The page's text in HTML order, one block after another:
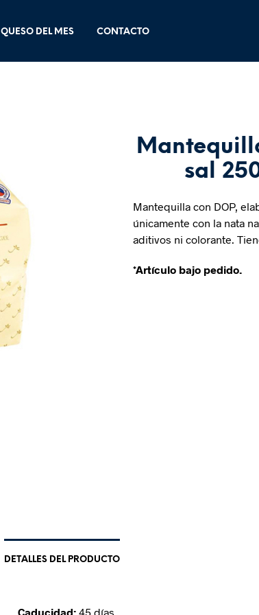
QUESO DEL MES CONTACTO
sal
Mantequilla con DOP,
únicamente con la nata
aditivos ni colorante.
*Artículo bajo pedido.
DETALLES DEL PRODUCTO
Caducidad:45 días.